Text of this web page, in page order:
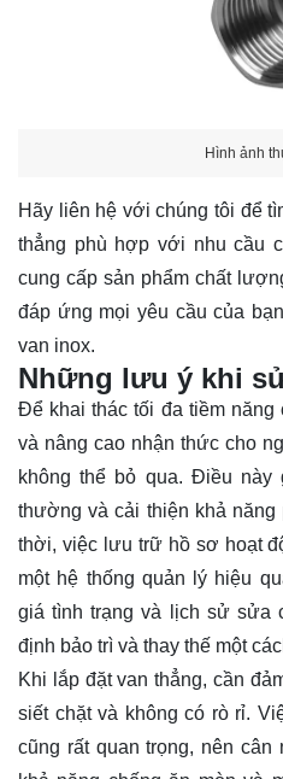
Hình ảnh
Hãy liên hệ với chúng tôi để
thẳng phù hợp với nhu cầu
cung cấp sản phẩm chất
đáp ứng mọi yêu cầu của
van inox.
Những lưu ý khi
Để khai thác tối đa tiềm năng
và nâng cao nhận thức cho
không thể bỏ qua. Điều này
thường và cải thiện khả
thời, việc lưu trữ hồ sơ hoạt
một hệ thống quản lý hiệu
giá tình trạng và lịch sử sửa
định bảo trì và thay thế một
Khi lắp đặt van thẳng, cần
siết chặt và không có rò rỉ.
cũng rất quan trọng, nên